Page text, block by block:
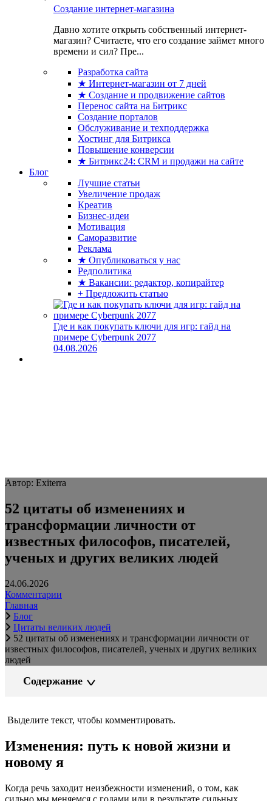
Создание интернет-магазина
Давно хотите открыть собственный интернет-
магазин? Считаете, что его создание займет много
времени и сил? Пре...
Разработка сайта
★ Интернет-магазин от 7 дней
★ Создание и продвижение сайтов
Перенос сайта на Битрикс
Создание порталов
Обслуживание и техподдержка
Хостинг для Битрикса
Повышение конверсии
★ Битрикс24: CRM и продажи на сайте
Блог
Лучшие статьи
Увеличение продаж
Креатив
Бизнес-идеи
Мотивация
Саморазвитие
Реклама
★ Опубликоваться у нас
Редполитика
★ Вакансии: редактор, копирайтер
+ Предложить статью
Где и как покупать ключи для игр: гайд на
примере Cyberpunk 2077
04.08.2026
Автор: Exiterra
52 цитаты об изменениях и
трансформации личности от
известных философов, писателей,
ученых и других великих людей
24.06.2026
Комментарии
Главная
Блог
Цитаты великих людей
52 цитаты об изменениях и трансформации личности от
известных философов, писателей, ученых и других великих
людей
Содержание
Выделите текст, чтобы комментировать.
Изменения: путь к новой жизни и
новому я
Когда речь заходит неизбежности изменений, о том, как
сильно мы меняемся с годами или в результате сильных